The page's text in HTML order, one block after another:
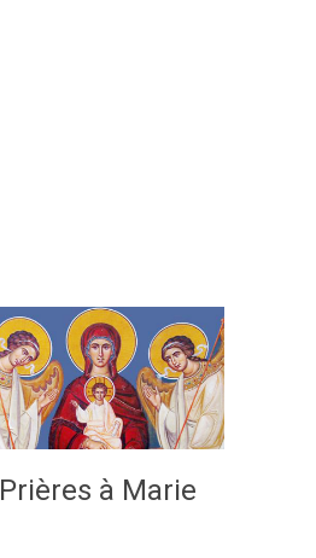
Prières à Marie